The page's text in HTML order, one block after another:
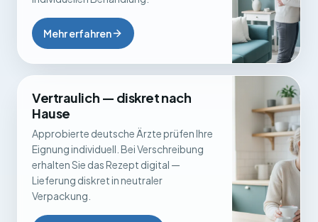
Mehr erfahren
Vertraulich — diskret nach
Hause
Approbierte deutsche Ärzte prüfen Ihre
Eignung individuell. Bei Verschreibung
erhalten Sie das Rezept digital —
Lieferung diskret in neutraler
Verpackung.